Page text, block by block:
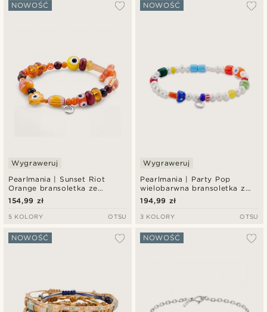
Pearlmania | Sunset Riot
Orange bransoletka ze
szklanych koralików
NOWOŚĆ
Wygraweruj
154,99 zł
5 KOLORY OTSU
Pearlmania | Party Pop
wielobarwna bransoletka z
pereł słodkowodnych i
szklanych koralików
NOWOŚĆ
Wygraweruj
194,99 zł
3 KOLORY OTSU
NOWOŚĆ NOWOŚĆ